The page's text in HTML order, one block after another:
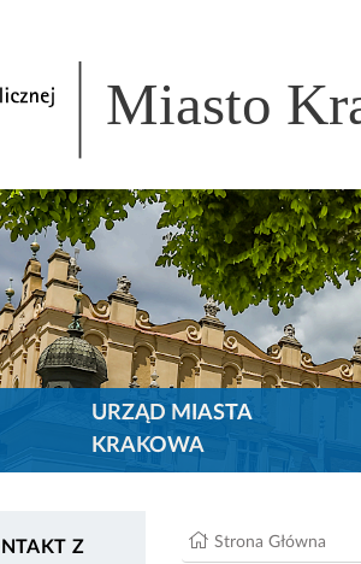
Miasto
URZĄD MIASTA
KRAKOWA
Z
Strona Główna